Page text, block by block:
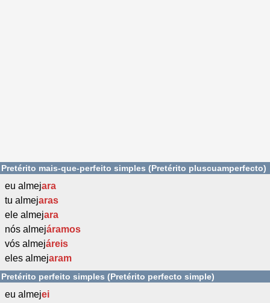
Pretérito mais-que-perfeito simples (Pretérito pluscuamperfecto)
eu almejara
tu almejaras
ele almejara
nós almejáramos
vós almejáreis
eles almejaram
Pretérito perfeito simples (Pretérito perfecto simple)
eu almejei